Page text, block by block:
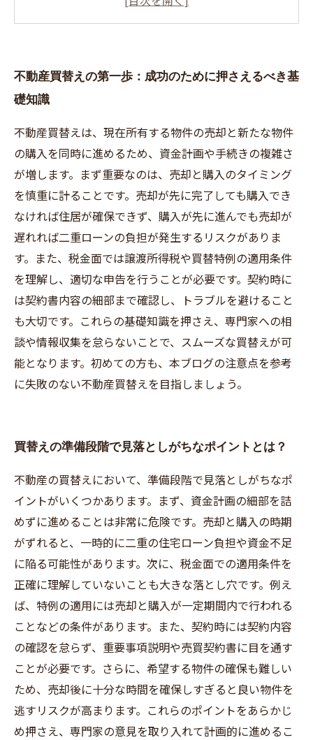
売却と購入のタイミング調整で失敗しないため
ントを解説
安心の不動産買替術：成功体験から学ぶ失敗し
ないコツまとめ
不動産買替えに役立つ税金知識と資金計画のポ
イント
よくある買替えトラブル事例とその防止策を徹
底解説
不動産買替えの第一歩：成功のために押さえるべき基
礎知識
不動産買替えは、現在所有する物件の売却と新たな物件
の購入を同時に進めるため、資金計画や手続きの複雑さ
が増します。まず重要なのは、売却と購入のタイミング
を慎重に計ることです。売却が先に完了しても購入でき
なければ住居が確保できず、購入が先に進んでも売却が
遅れれば二重ローンの負担が発生するリスクがありま
す。また、税金面では譲渡所得税や買替特例の適用条件
を理解し、適切な申告を行うことが必要です。契約時に
は契約書内容の細部まで確認し、トラブルを避けること
も大切です。これらの基礎知識を押さえ、専門家への相
談や情報収集を怠らないことで、スムーズな買替えが可
能となります。初めての方も、本ブログの注意点を参考
に失敗のない不動産買替えを目指しましょう。
買替えの準備段階で見落としがちなポイントとは？
不動産の買替えにおいて、準備段階で見落としがちなポ
イントがいくつかあります。まず、資金計画の細部を詰
めずに進めることは非常に危険です。売却と購入の時期
がずれると、一時的に二重の住宅ローン負担や資金不足
に陥る可能性があります。次に、税金面での適用条件を
正確に理解していないことも大きな落とし穴です。例え
ば、特例の適用には売却と購入が一定期間内で行われる
ことなどの条件があります。また、契約時には契約内容
の確認を怠らず、重要事項説明や売買契約書に目を通す
ことが必要です。さらに、希望する物件の確保も難しい
ため、売却後に十分な時間を確保しすぎると良い物件を
逃すリスクが高まります。これらのポイントをあらかじ
め押さえ、専門家の意見を取り入れて計画的に進めるこ